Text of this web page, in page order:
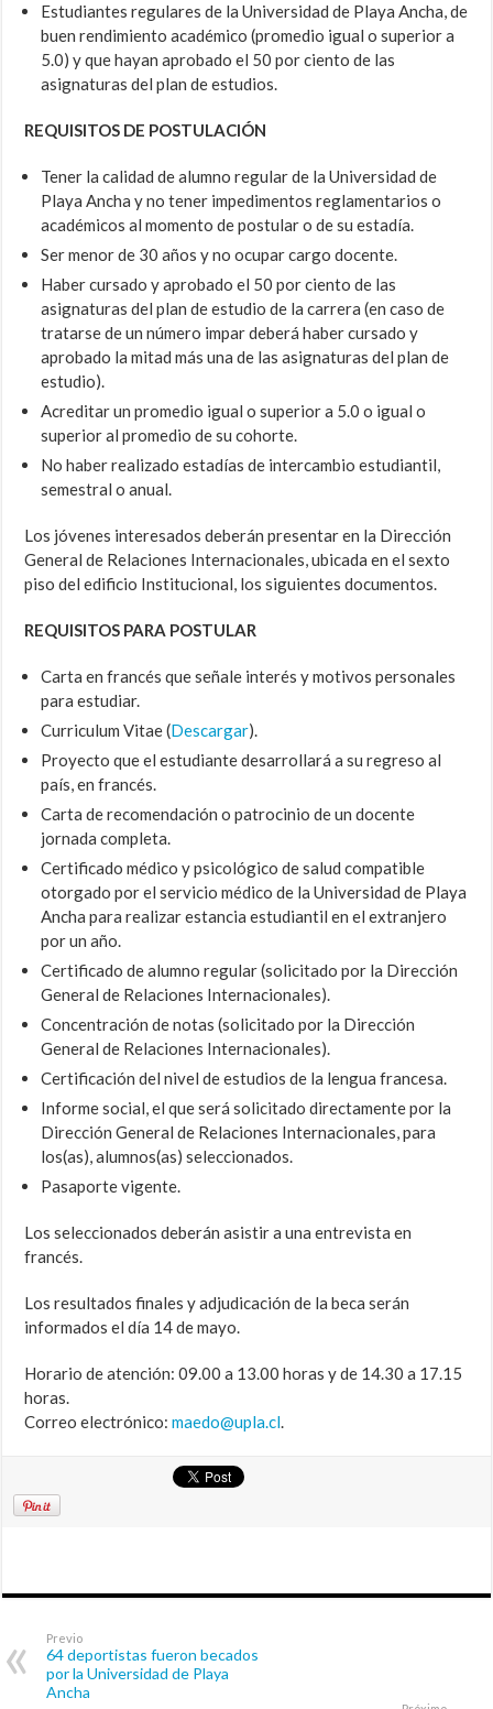
Estudiantes regulares de la Universidad de Playa Ancha, de
buen rendimiento académico (promedio igual o superior a
5.0) y que hayan aprobado el 50 por ciento de las
asignaturas del plan de estudios.
REQUISITOS DE POSTULACIÓN
Tener la calidad de alumno regular de la Universidad de
Playa Ancha y no tener impedimentos reglamentarios o
académicos al momento de postular o de su estadía.
Ser menor de 30 años y no ocupar cargo docente.
Haber cursado y aprobado el 50 por ciento de las
asignaturas del plan de estudio de la carrera (en caso de
tratarse de un número impar deberá haber cursado y
aprobado la mitad más una de las asignaturas del plan de
estudio).
Acreditar un promedio igual o superior a 5.0 o igual o
superior al promedio de su cohorte.
No haber realizado estadías de intercambio estudiantil,
semestral o anual.
Los jóvenes interesados deberán presentar en la Dirección
General de Relaciones Internacionales, ubicada en el sexto
piso del edificio Institucional, los siguientes documentos.
REQUISITOS PARA POSTULAR
Carta en francés que señale interés y motivos personales
para estudiar.
Curriculum Vitae (Descargar).
Proyecto que el estudiante desarrollará a su regreso al
país, en francés.
Carta de recomendación o patrocinio de un docente
jornada completa.
Certificado médico y psicológico de salud compatible
otorgado por el servicio médico de la Universidad de Playa
Ancha para realizar estancia estudiantil en el extranjero
por un año.
Certificado de alumno regular (solicitado por la Dirección
General de Relaciones Internacionales).
Concentración de notas (solicitado por la Dirección
General de Relaciones Internacionales).
Certificación del nivel de estudios de la lengua francesa.
Informe social, el que será solicitado directamente por la
Dirección General de Relaciones Internacionales, para
los(as), alumnos(as) seleccionados.
Pasaporte vigente.
Los seleccionados deberán asistir a una entrevista en
francés.
Los resultados finales y adjudicación de la beca serán
informados el día 14 de mayo.
Horario de atención: 09.00 a 13.00 horas y de 14.30 a 17.15
horas.
Correo electrónico:maedo@upla.cl.
Previo
64 deportistas fueron becados
por la Universidad de Playa
Ancha